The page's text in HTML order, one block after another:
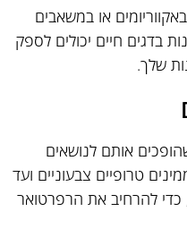
או במשאבים
בדגים חיים יכולים לספק
שלך.
אותם לנושאים
טרופיים צבעוניים ועד
כדי להרחיב את הרפרטואר